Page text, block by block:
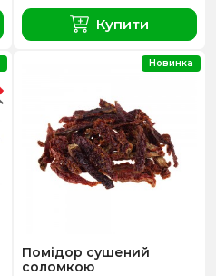
Купити
Помідор сушений
соломкою
Новинка